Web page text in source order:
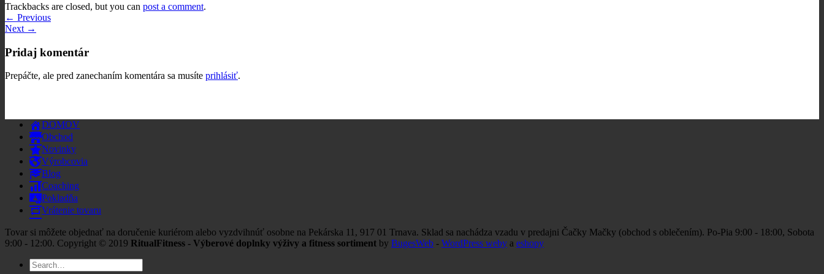
Trackbacks are closed, but you can post a comment.
← Previous
Next →
Pridaj komentár
Prepáčte, ale pred zanechaním komentára sa musíte prihlásiť.
DOMOV
Obchod
Novinky
Výrobcovia
Blog
Coaching
Pokladňa
Vrátenie tovaru
Tovar si môžete objednať na doručenie kuriérom alebo vyzdvihnúť osobne na Pekárska 11, 917 01 Trnava. Sklad sa nachádza vzadu v predajni Čačky Mačky (obchod s oblečením). Po-Pia 9:00 - 18:00, Sobota
9:00 - 12:00. Copyright © 2019 RitualFitness - Výberové doplnky výživy a fitness sortiment by BugesWeb - WordPress weby a eshopy
Search